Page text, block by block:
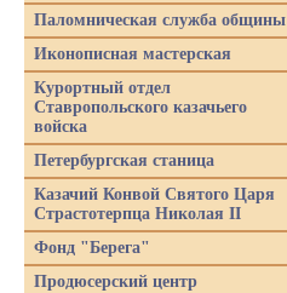
Паломническая служба общины
Иконописная мастерская
Курортный отдел
Ставропольского казачьего
войска
Петербургская станица
Казачий Конвой Святого Царя
Страстотерпца Николая II
Фонд "Берега"
Продюсерский центр